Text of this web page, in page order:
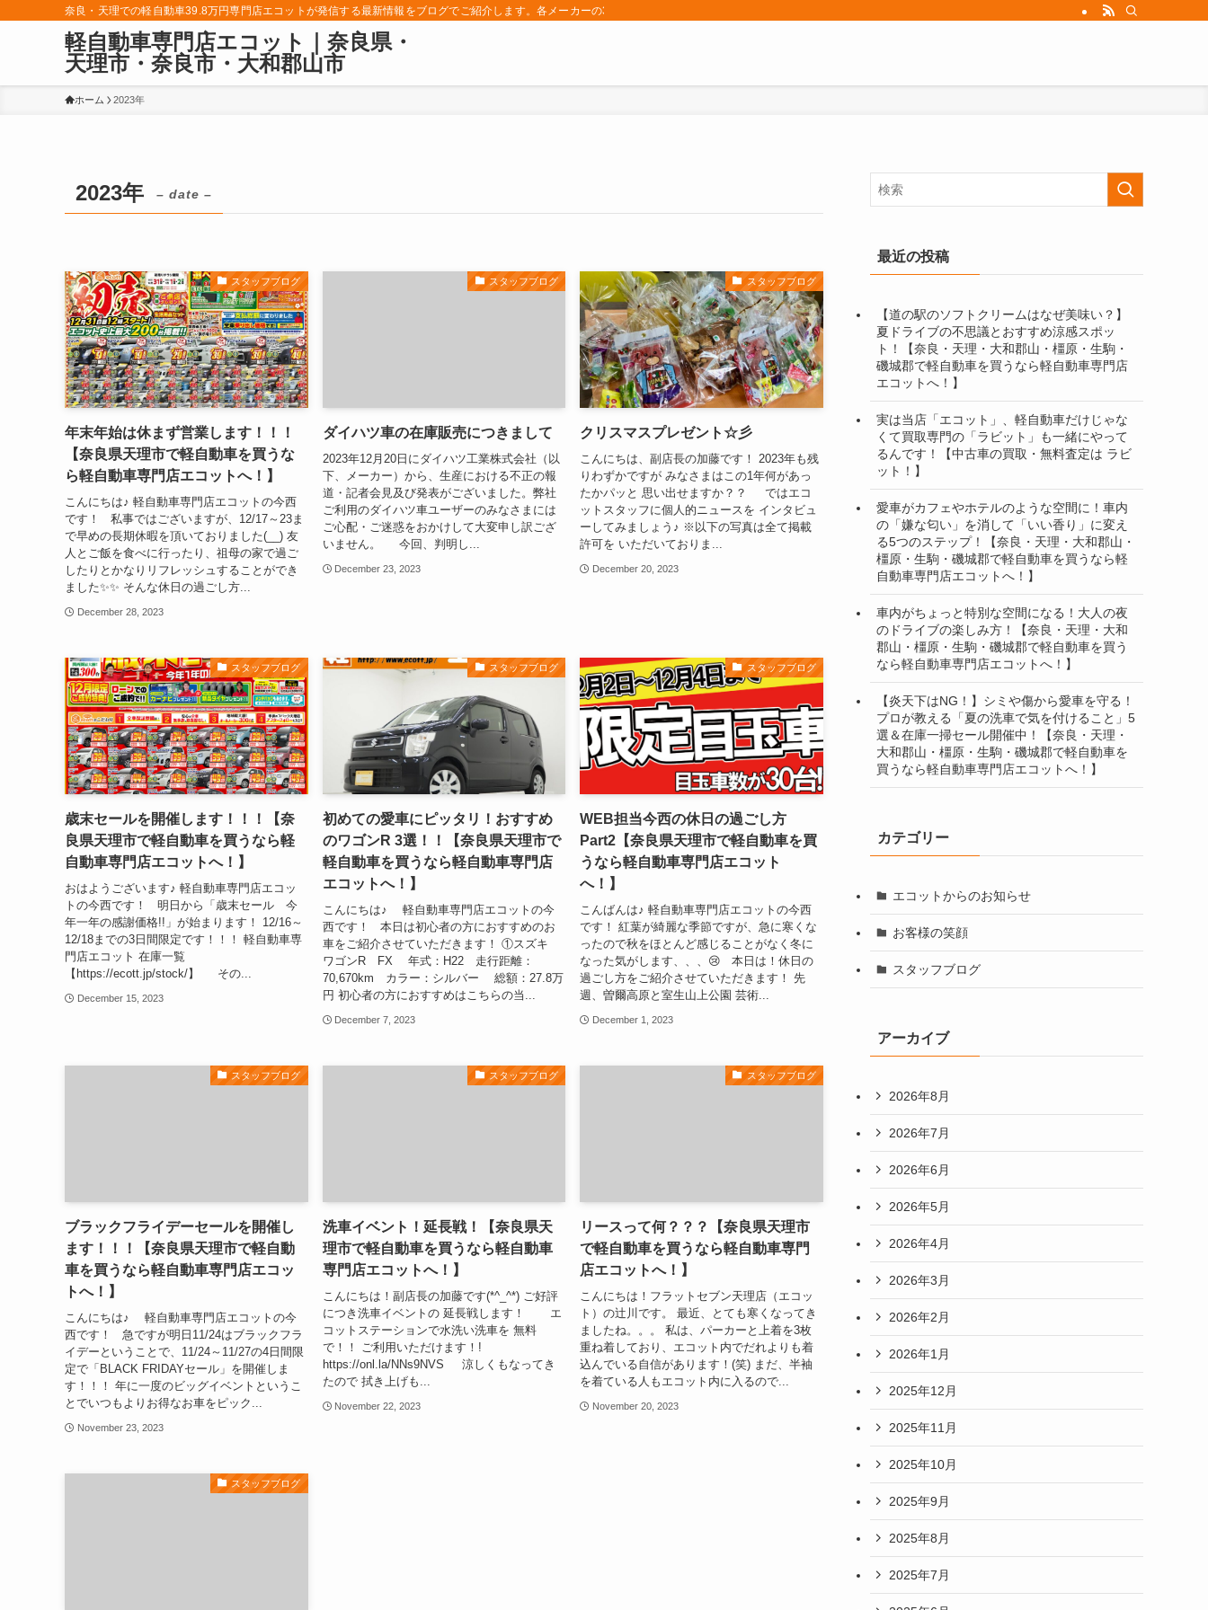
奈良・天理での軽自動車39.8万円専門店エコットが発信する最新情報をブログでご紹介します。各メーカーの39.8万円軽自動車中古車を常時300台以上在庫しております。奈良・天理で軽自動車を買うなら地域最大級のエコットにお
軽自動車専門店エコット｜奈良県・
天理市・奈良市・大和郡山市
ホーム 2023年
2023年 – date –
スタッフブログ
年末年始は休まず営業します！！！
【奈良県天理市で軽自動車を買うな
ら軽自動車専門店エコットへ！】
こんにちは♪ 軽自動車専門店エコットの今西
です！ 私事ではございますが、12/17～23ま
で早めの長期休暇を頂いておりました(__) 友
人とご飯を食べに行ったり、祖母の家で過ご
したりとかなりリフレッシュすることができ
ました✨✨ そんな休日の過ごし方...
December 28, 2023
スタッフブログ
ダイハツ車の在庫販売につきまして
2023年12月20日にダイハツ工業株式会社（以
下、メーカー）から、生産における不正の報
道・記者会見及び発表がございました。弊社
ご利用のダイハツ車ユーザーのみなさまには
ご心配・ご迷惑をおかけして大変申し訳ござ
いません。 今回、判明し...
December 23, 2023
スタッフブログ
クリスマスプレゼント☆彡
こんにちは、副店長の加藤です！ 2023年も残
りわずかですが みなさまはこの1年何があっ
たかパッと 思い出せますか？？ ではエコ
ットスタッフに個人的ニュースを インタビュ
ーしてみましょう♪ ※以下の写真は全て掲載
許可を いただいておりま...
December 20, 2023
スタッフブログ
歳末セールを開催します！！！【奈
良県天理市で軽自動車を買うなら軽
自動車専門店エコットへ！】
おはようございます♪ 軽自動車専門店エコッ
トの今西です！ 明日から「歳末セール 今
年一年の感謝価格!!」が始まります！ 12/16～
12/18までの3日間限定です！！！ 軽自動車専
門店エコット 在庫一覧
【https://ecott.jp/stock/】 その...
December 15, 2023
スタッフブログ
初めての愛車にピッタリ！おすすめ
のワゴンR 3選！！【奈良県天理市で
軽自動車を買うなら軽自動車専門店
エコットへ！】
こんにちは♪ 軽自動車専門店エコットの今
西です！ 本日は初心者の方におすすめのお
車をご紹介させていただきます！ ①スズキ
ワゴンR FX 年式：H22 走行距離：
70,670km カラー：シルバー 総額：27.8万
円 初心者の方におすすめはこちらの当...
December 7, 2023
スタッフブログ
WEB担当今西の休日の過ごし方
Part2【奈良県天理市で軽自動車を買
うなら軽自動車専門店エコット
へ！】
こんばんは♪ 軽自動車専門店エコットの今西
です！ 紅葉が綺麗な季節ですが、急に寒くな
ったので秋をほとんど感じることがなく冬に
なった気がします、、、😢 本日は！休日の
過ごし方をご紹介させていただきます！ 先
週、曽爾高原と室生山上公園 芸術...
December 1, 2023
スタッフブログ
ブラックフライデーセールを開催し
ます！！！【奈良県天理市で軽自動
車を買うなら軽自動車専門店エコッ
トへ！】
こんにちは♪ 軽自動車専門店エコットの今
西です！ 急ですが明日11/24はブラックフラ
イデーということで、11/24～11/27の4日間限
定で「BLACK FRIDAYセール」を開催しま
す！！！ 年に一度のビッグイベントというこ
とでいつもよりお得なお車をピック...
November 23, 2023
スタッフブログ
洗車イベント！延長戦！【奈良県天
理市で軽自動車を買うなら軽自動車
専門店エコットへ！】
こんにちは！副店長の加藤です(*^_^*) ご好評
につき洗車イベントの 延長戦します！ エ
コットステーションで水洗い洗車を 無料
で！！ ご利用いただけます！!
https://onl.la/NNs9NVS 涼しくもなってき
たので 拭き上げも...
November 22, 2023
スタッフブログ
リースって何？？？【奈良県天理市
で軽自動車を買うなら軽自動車専門
店エコットへ！】
こんにちは！フラットセブン天理店（エコッ
ト）の辻川です。 最近、とても寒くなってき
ましたね。。。 私は、パーカーと上着を3枚
重ね着しており、エコット内でだれよりも着
込んでいる自信があります！(笑) まだ、半袖
を着ている人もエコット内に入るので...
November 20, 2023
スタッフブログ
最近の投稿
【道の駅のソフトクリームはなぜ美味い？】
夏ドライブの不思議とおすすめ涼感スポッ
ト！【奈良・天理・大和郡山・橿原・生駒・
磯城郡で軽自動車を買うなら軽自動車専門店
エコットへ！】
実は当店「エコット」、軽自動車だけじゃな
くて買取専門の「ラビット」も一緒にやって
るんです！【中古車の買取・無料査定は ラビ
ット！】
愛車がカフェやホテルのような空間に！車内
の「嫌な匂い」を消して「いい香り」に変え
る5つのステップ！【奈良・天理・大和郡山・
橿原・生駒・磯城郡で軽自動車を買うなら軽
自動車専門店エコットへ！】
車内がちょっと特別な空間になる！大人の夜
のドライブの楽しみ方！【奈良・天理・大和
郡山・橿原・生駒・磯城郡で軽自動車を買う
なら軽自動車専門店エコットへ！】
【炎天下はNG！】シミや傷から愛車を守る！
プロが教える「夏の洗車で気を付けること」5
選＆在庫一掃セール開催中！【奈良・天理・
大和郡山・橿原・生駒・磯城郡で軽自動車を
買うなら軽自動車専門店エコットへ！】
カテゴリー
エコットからのお知らせ
お客様の笑顔
スタッフブログ
アーカイブ
2026年8月
2026年7月
2026年6月
2026年5月
2026年4月
2026年3月
2026年2月
2026年1月
2025年12月
2025年11月
2025年10月
2025年9月
2025年8月
2025年7月